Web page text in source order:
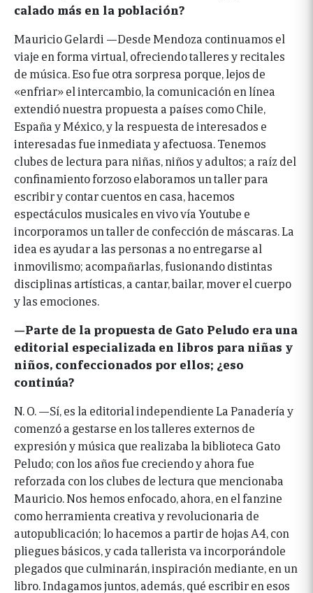
calado más en la población?
Mauricio Gelardi —Desde Mendoza continuamos el
viaje en forma virtual, ofreciendo talleres y recitales
de música. Eso fue otra sorpresa porque, lejos de
«enfriar» el intercambio, la comunicación en línea
extendió nuestra propuesta a países como Chile,
España y México, y la respuesta de interesados e
interesadas fue inmediata y afectuosa. Tenemos
clubes de lectura para niñas, niños y adultos; a raíz del
confinamiento forzoso elaboramos un taller para
escribir y contar cuentos en casa, hacemos
espectáculos musicales en vivo vía Youtube e
incorporamos un taller de confección de máscaras. La
idea es ayudar a las personas a no entregarse al
inmovilismo; acompañarlas, fusionando distintas
disciplinas artísticas, a cantar, bailar, mover el cuerpo
y las emociones.
—Parte de la propuesta de Gato Peludo era una
editorial especializada en libros para niñas y
niños, confeccionados por ellos; ¿eso
continúa?
N. O. —Sí, es la editorial independiente La Panadería y
comenzó a gestarse en los talleres externos de
expresión y música que realizaba la biblioteca Gato
Peludo; con los años fue creciendo y ahora fue
reforzada con los clubes de lectura que mencionaba
Mauricio. Nos hemos enfocado, ahora, en el fanzine
como herramienta creativa y revolucionaria de
autopublicación; lo hacemos a partir de hojas A4, con
pliegues básicos, y cada tallerista va incorporándole
plegados que culminarán, inspiración mediante, en un
libro. Indagamos juntos, además, qué escribir en esos